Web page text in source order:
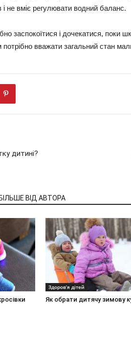
не вміє регулювати водний баланс.
заспокоїтися і дочекатися, поки
вважати загальний стан
дитині?
ВІД АВТОРА
Здоров’я дітей
Як обрати дитячу зимову